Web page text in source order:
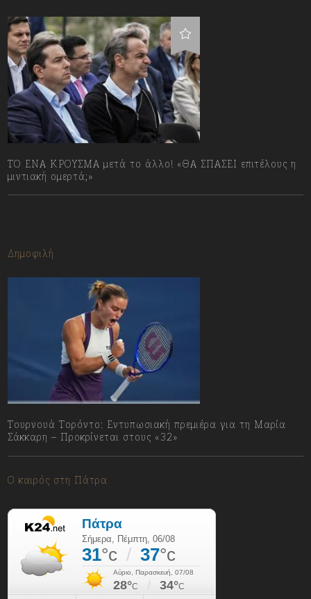
ΤΟ ΕΝΑ ΚΡΟΥΣΜΑ μετά το άλλο! «ΘΑ ΣΠΑΣΕΙ επιτέλους η
μιντιακή ομερτά;»
Δημοφιλή
Τουρνουά Τορόντο: Εντυπωσιακή πρεμιέρα για τη Μαρία
Σάκκαρη – Προκρίνεται στους «32»
Ο καιρός στη Πάτρα